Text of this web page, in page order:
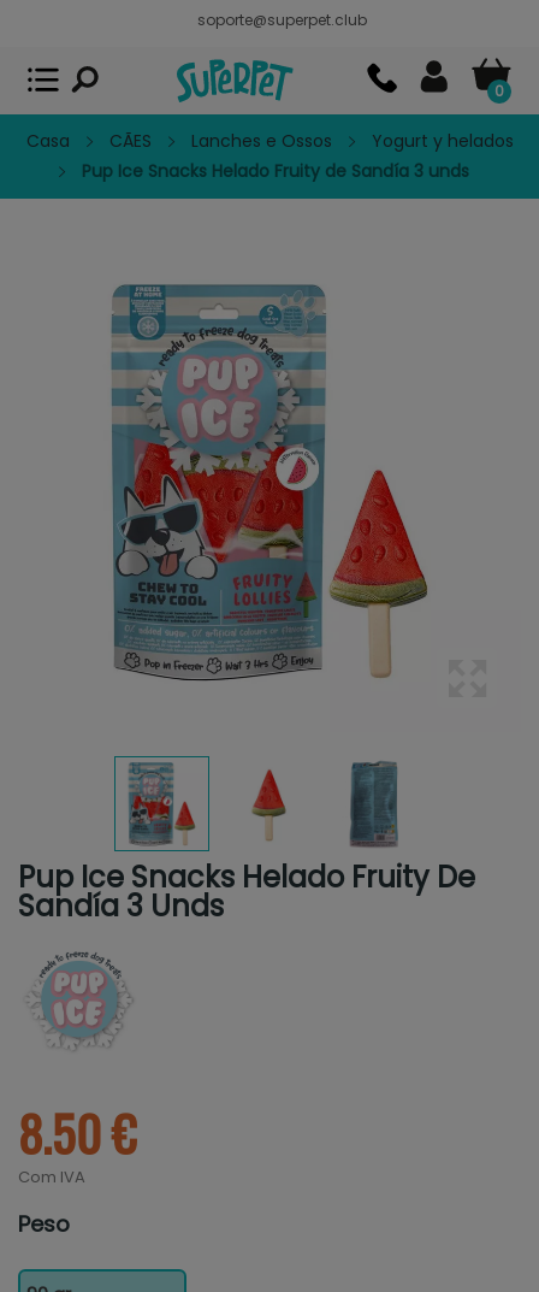
soporte@superpet.club
0
Casa CÃES Lanches e Ossos
Yogurt y helados
Pup Ice Snacks Helado Fruity de Sandía 3 unds
Pup Ice Snacks Helado Fruity De
Sandía 3 Unds
8.50 €
Com IVA
Peso
Superpet, comida para mascotas
APP GRATIS - En Google Play